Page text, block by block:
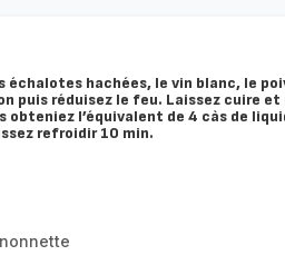
échalotes hachées, le vin blanc, le
puis réduisez le feu. Laissez cuire
obteniez l’équivalent de 4 càs de
refroidir 10 min.